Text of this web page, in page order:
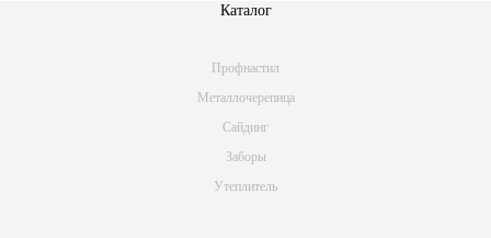
Каталог
Профнастил
Металлочерепица
Сайдинг
Заборы
Утеплитель